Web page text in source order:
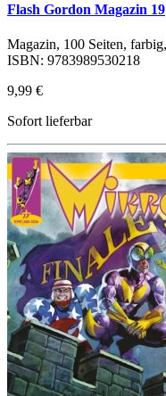
Flash Gordon Magazin 19
Magazin, 100 Seiten,
ISBN: 9783989530218
9,99 €
Sofort lieferbar